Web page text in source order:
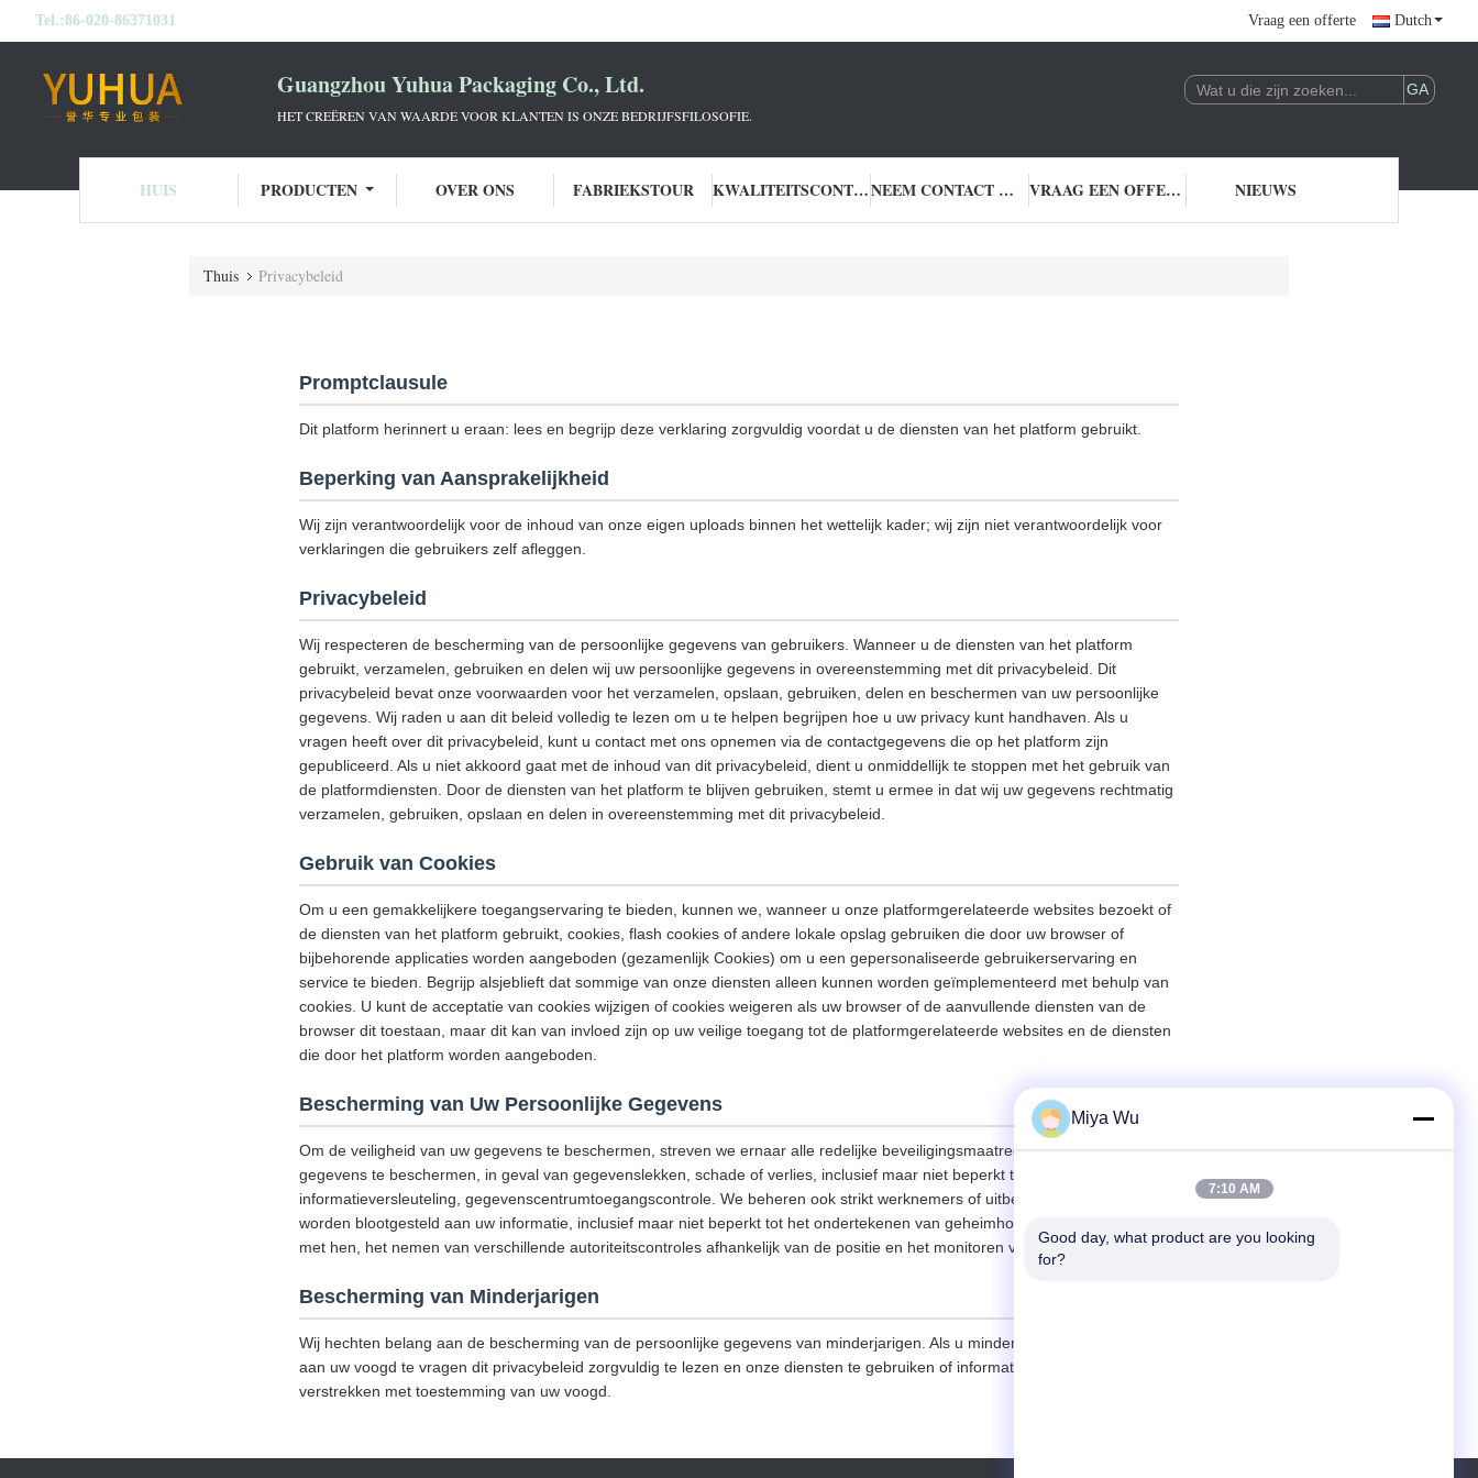
Tel.:86-020-86371031 Vraag een offerte Dutch
Guangzhou Yuhua Packaging Co., Ltd.
HET CREËREN VAN WAARDE VOOR KLANTEN IS ONZE BEDRIJFSFILOSOFIE.
HUIS PRODUCTEN OVER ONS FABRIEKSTOUR KWALITEITSCONTROLE NEEM CONTACT MET ONS OP VRAAG EEN OFFERTE NIEUWS
Thuis Privacybeleid
Promptclausule
Dit platform herinnert u eraan: lees en begrijp deze verklaring zorgvuldig voordat u de diensten van het platform gebruikt.
Beperking van Aansprakelijkheid
Wij zijn verantwoordelijk voor de inhoud van onze eigen uploads binnen het wettelijk kader; wij zijn niet verantwoordelijk voor
verklaringen die gebruikers zelf afleggen.
Privacybeleid
Wij respecteren de bescherming van de persoonlijke gegevens van gebruikers. Wanneer u de diensten van het platform
gebruikt, verzamelen, gebruiken en delen wij uw persoonlijke gegevens in overeenstemming met dit privacybeleid. Dit
privacybeleid bevat onze voorwaarden voor het verzamelen, opslaan, gebruiken, delen en beschermen van uw persoonlijke
gegevens. Wij raden u aan dit beleid volledig te lezen om u te helpen begrijpen hoe u uw privacy kunt handhaven. Als u
vragen heeft over dit privacybeleid, kunt u contact met ons opnemen via de contactgegevens die op het platform zijn
gepubliceerd. Als u niet akkoord gaat met de inhoud van dit privacybeleid, dient u onmiddellijk te stoppen met het gebruik van
de platformdiensten. Door de diensten van het platform te blijven gebruiken, stemt u ermee in dat wij uw gegevens rechtmatig
verzamelen, gebruiken, opslaan en delen in overeenstemming met dit privacybeleid.
Gebruik van Cookies
Om u een gemakkelijkere toegangservaring te bieden, kunnen we, wanneer u onze platformgerelateerde websites bezoekt of
de diensten van het platform gebruikt, cookies, flash cookies of andere lokale opslag gebruiken die door uw browser of
bijbehorende applicaties worden aangeboden (gezamenlijk Cookies) om u een gepersonaliseerde gebruikerservaring en
service te bieden. Begrijp alsjeblieft dat sommige van onze diensten alleen kunnen worden geïmplementeerd met behulp van
cookies. U kunt de acceptatie van cookies wijzigen of cookies weigeren als uw browser of de aanvullende diensten van de
browser dit toestaan, maar dit kan van invloed zijn op uw veilige toegang tot de platformgerelateerde websites en de diensten
die door het platform worden aangeboden.
Bescherming van Uw Persoonlijke Gegevens
Om de veiligheid van uw gegevens te beschermen, streven we ernaar alle redelijke beveiligingsmaatregelen te nemen om uw
gegevens te beschermen, in geval van gegevenslekken, schade of verlies, inclusief maar niet beperkt tot SSL,
informatieversleuteling, gegevenscentrumtoegangscontrole. We beheren ook strikt werknemers of uitbesteders die mogelijk
worden blootgesteld aan uw informatie, inclusief maar niet beperkt tot het ondertekenen van geheimhoudingsovereenkomsten
met hen, het nemen van verschillende autoriteitscontroles afhankelijk van de positie en het monitoren van hun activiteiten.
Bescherming van Minderjarigen
Wij hechten belang aan de bescherming van de persoonlijke gegevens van minderjarigen. Als u minderjarig bent, raden wij u
aan uw voogd te vragen dit privacybeleid zorgvuldig te lezen en onze diensten te gebruiken of informatie aan ons te
verstrekken met toestemming van uw voogd.
Miya Wu
7:10 AM
Good day, what product are you looking
for?